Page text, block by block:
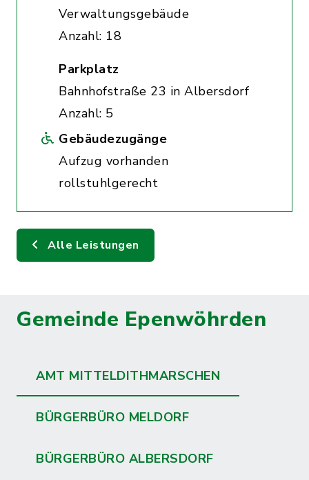
Verwaltungsgebäude
Anzahl: 18
Parkplatz
Bahnhofstraße 23 in Albersdorf
Anzahl: 5
Gebäudezugänge
Aufzug vorhanden
rollstuhlgerecht
Alle Leistungen
Gemeinde Epenwöhrden
AMT MITTELDITHMARSCHEN
BÜRGERBÜRO MELDORF
BÜRGERBÜRO ALBERSDORF